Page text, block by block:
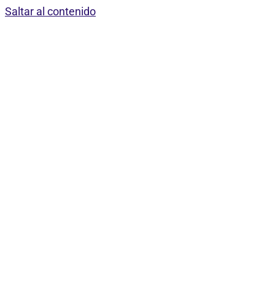
Saltar al contenido